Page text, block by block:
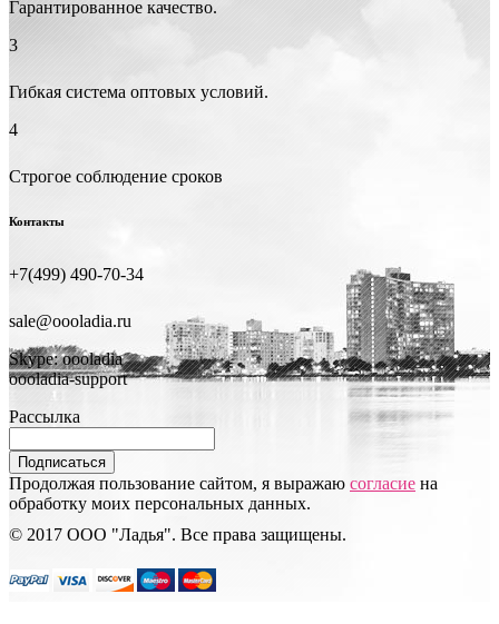
Гарантированное качество.
3
Гибкая система оптовых условий.
4
Строгое соблюдение сроков
Контакты
+7(499) 490-70-34
sale@oooladia.ru
Skype: oooladia
oooladia-support
Рассылка
Подписаться
Продолжая пользование сайтом, я выражаю согласие на
обработку моих персональных данных.
© 2017 ООО "Ладья". Все права защищены.